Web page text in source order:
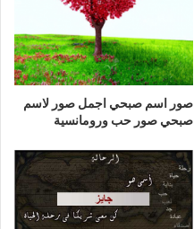
صور اسم صبحي اجمل صور لاسم
صبحي صور حب ورومانسية